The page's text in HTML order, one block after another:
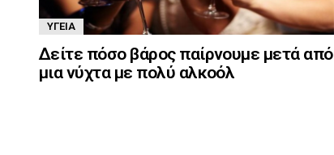
ΥΓΕΊΑ
Δείτε πόσο βάρος παίρνουμε μετά από
μια νύχτα με πολύ αλκοόλ